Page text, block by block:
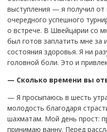
выступления — я получил от
очередного успешного
о встрече. В Швейцарии со
был готов заплатить мне за
состояния здоровья. Я ни
головной боли. Это и
— Сколько времени вы
— Я просыпаюсь в шесть
молодость благодаря
шахматам. Мой день прост:
принимаю ванну. Перед